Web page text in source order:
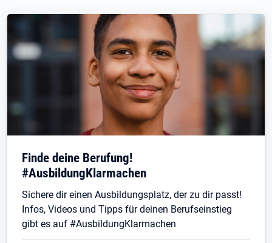
Finde deine Berufung!
#AusbildungKlarmachen
Sichere dir einen Ausbildungsplatz, der zu dir passt!
Infos, Videos und Tipps für deinen Berufseinstieg
gibt es auf #AusbildungKlarmachen